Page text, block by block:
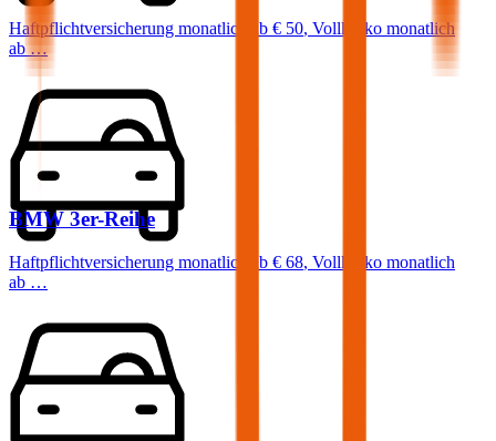
Haftpflichtversicherung monatlich ab € 50, Vollkasko monatlich
ab …
BMW 3er-Reihe
Haftpflichtversicherung monatlich ab € 68, Vollkasko monatlich
ab …